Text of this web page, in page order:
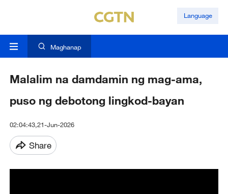
Language
Maghanap
Malalim na damdamin ng mag-ama,
puso ng debotong lingkod-bayan
02:04:43,21-Jun-2026
Share